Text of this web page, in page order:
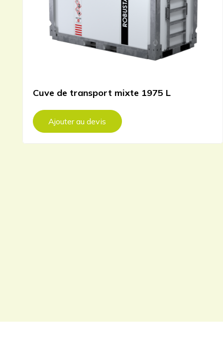
Cuve de transport mixte 1975 L
Ajouter au devis